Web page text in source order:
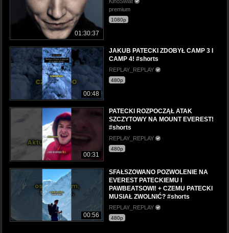
01:30:37
premium
1080p
00:48
JAKUB PATECKI ZDOBYŁ CAMP 3 I
CAMP 4! #shorts
REPLAY_REPLAY
480p
00:31
PATECKI ROZPOCZĄŁ ATAK
SZCZYTOWY NA MOUNT EVEREST!
#shorts
REPLAY_REPLAY
480p
00:56
SFAŁSZOWANO POZWOLENIE NA
EVEREST PATECKIEMU I
PAWBEATSOWI! + CZEMU PATECKI
MUSIAŁ ZWOLNIĆ? #shorts
REPLAY_REPLAY
480p